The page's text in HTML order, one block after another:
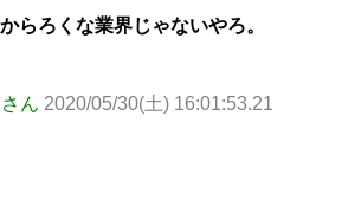
らろくな業界じゃないやろ。
ん 2020/05/30(土) 16:01:53.21